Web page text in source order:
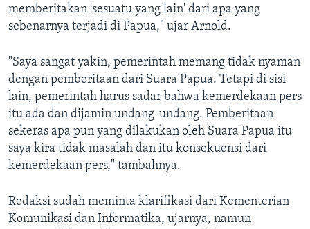
memberitakan 'sesuatu yang lain' dari apa yang
sebenarnya terjadi di Papua," ujar Arnold.
"Saya sangat yakin, pemerintah memang tidak nyaman
dengan pemberitaan dari Suara Papua. Tetapi di sisi
lain, pemerintah harus sadar bahwa kemerdekaan pers
itu ada dan dijamin undang-undang. Pemberitaan
sekeras apa pun yang dilakukan oleh Suara Papua itu
saya kira tidak masalah dan itu konsekuensi dari
kemerdekaan pers," tambahnya.
Redaksi sudah meminta klarifikasi dari Kementerian
Komunikasi dan Informatika, ujarnya, namun